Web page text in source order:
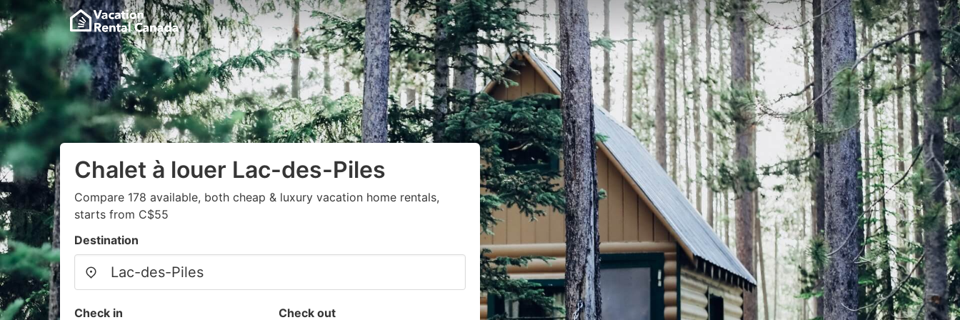
Chalet à louer Lac-des-Piles
Compare 178 available, both cheap & luxury vacation home rentals,
starts from C$55
Destination
Check in Check out